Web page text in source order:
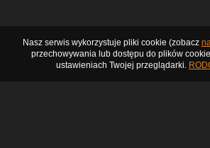
Nasz serwis wykorzystuje pliki cookie (zobacz
przechowywania lub dostępu do plików
ustawieniach Twojej przeglądarki.